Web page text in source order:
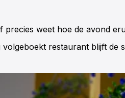
precies weet hoe de avond
volgeboekt restaurant blijft de